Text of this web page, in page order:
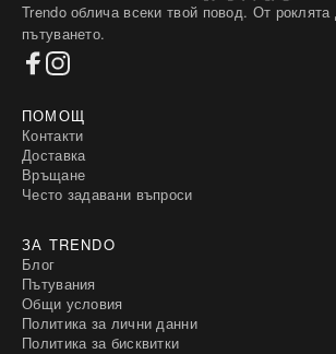
Trendo облича всеки твой повод. От роклята
пътуването.
ПОМОЩ
Контакти
Доставка
Връщане
Често задавани въпроси
ЗА TRENDO
Блог
Пътувания
Общи условия
Политика за лични данни
Политика за бисквитки